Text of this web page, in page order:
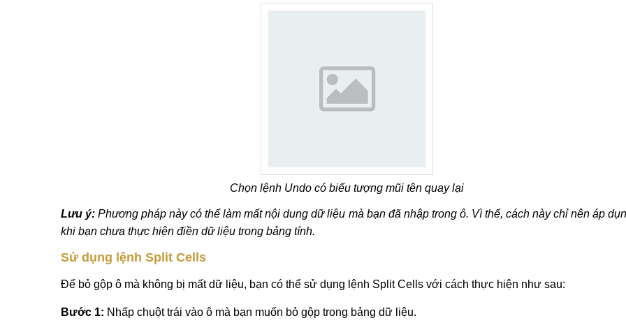
Chọn lệnh Undo có biểu tượng mũi tên quay lại
Lưu ý: Phương pháp này có thể làm mất nội dung dữ liệu mà bạn đã nhập trong ô. Vì thế, cách này chỉ nên áp
khi bạn chưa thực hiện điền dữ liệu trong bảng tính.
Sử dụng lệnh Split Cells
Để bỏ gộp ô mà không bị mất dữ liệu, bạn có thể sử dụng lệnh Split Cells với cách thực hiện như sau:
Bước 1: Nhấp chuột trái vào ô mà bạn muốn bỏ gộp trong bảng dữ liệu.